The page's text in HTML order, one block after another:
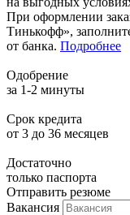
При оформлении
Тинькофф»,
от банка. Подробнее
Одобрение
за 1-2 минуты
Срок кредита
от 3 до 36 месяцев
Достаточно
только паспорта
Отправить резюме
Вакансия